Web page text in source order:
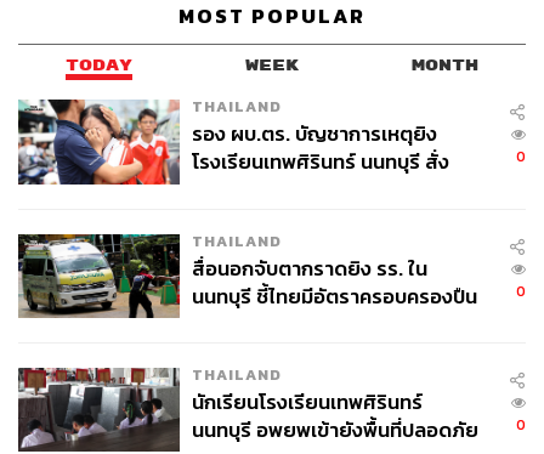
MOST POPULAR
TODAY WEEK MONTH
THAILAND
รอง ผบ.ตร. บัญชาการเหตุยิง
โรงเรียนเทพศิรินทร์ นนทบุรี สั่ง
0
THAILAND
สื่อนอกจับตากราดยิง รร. ใน
นนทบุรี ชี้ไทยมีอัตราครอบครองปืน
0
THAILAND
นักเรียนโรงเรียนเทพศิรินทร์
นนทบุรี อพยพเข้ายังพื้นที่ปลอดภัย
0